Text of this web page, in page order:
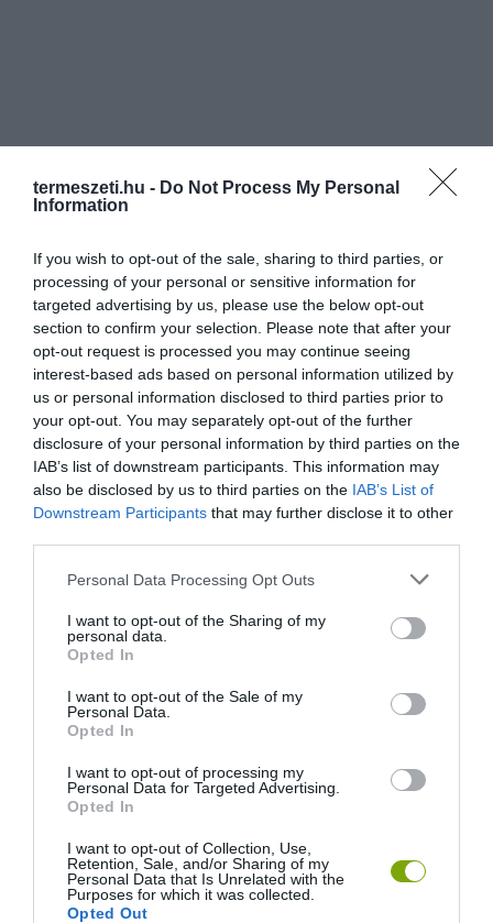
termeszeti.hu - Do Not Process My Personal
Information
If you wish to opt-out of the sale, sharing to third parties, or
processing of your personal or sensitive information for
targeted advertising by us, please use the below opt-out
section to confirm your selection. Please note that after your
opt-out request is processed you may continue seeing
interest-based ads based on personal information utilized by
us or personal information disclosed to third parties prior to
your opt-out. You may separately opt-out of the further
disclosure of your personal information by third parties on the
IAB’s list of downstream participants. This information may
also be disclosed by us to third parties on the IAB’s List of
Downstream Participants that may further disclose it to other
Please note that this website/app uses one or more Google
not limited to your visit or usage behaviour. You may click to
grant or deny consent to Google and its third-party tags to
use your data for below specified purposes in below Google
consent section.
Personal Data Processing Opt Outs
I want to opt-out of the Sharing of my
personal data.
Opted In
I want to opt-out of the Sale of my
Personal Data.
Opted In
I want to opt-out of processing my
Personal Data for Targeted Advertising.
Opted In
I want to opt-out of Collection, Use,
Retention, Sale, and/or Sharing of my
Personal Data that Is Unrelated with the
Purposes for which it was collected.
Opted Out
MÁSFÉL MÉTERES A VILÁG LEGNAGYOBB AFROHAJA
HASONLÓ ÉRDEKESSÉGEK